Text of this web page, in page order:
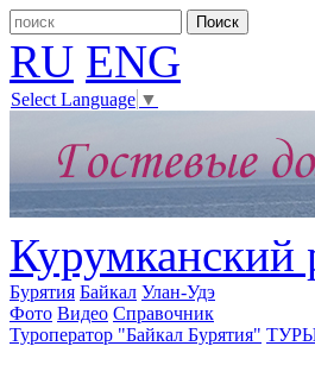
RU ENG
Select Language ▼
Курумканский
Бурятия Байкал Улан-Удэ
Фото Видео Справочник
Туроператор "Байкал Бурятия" ТУРЫ